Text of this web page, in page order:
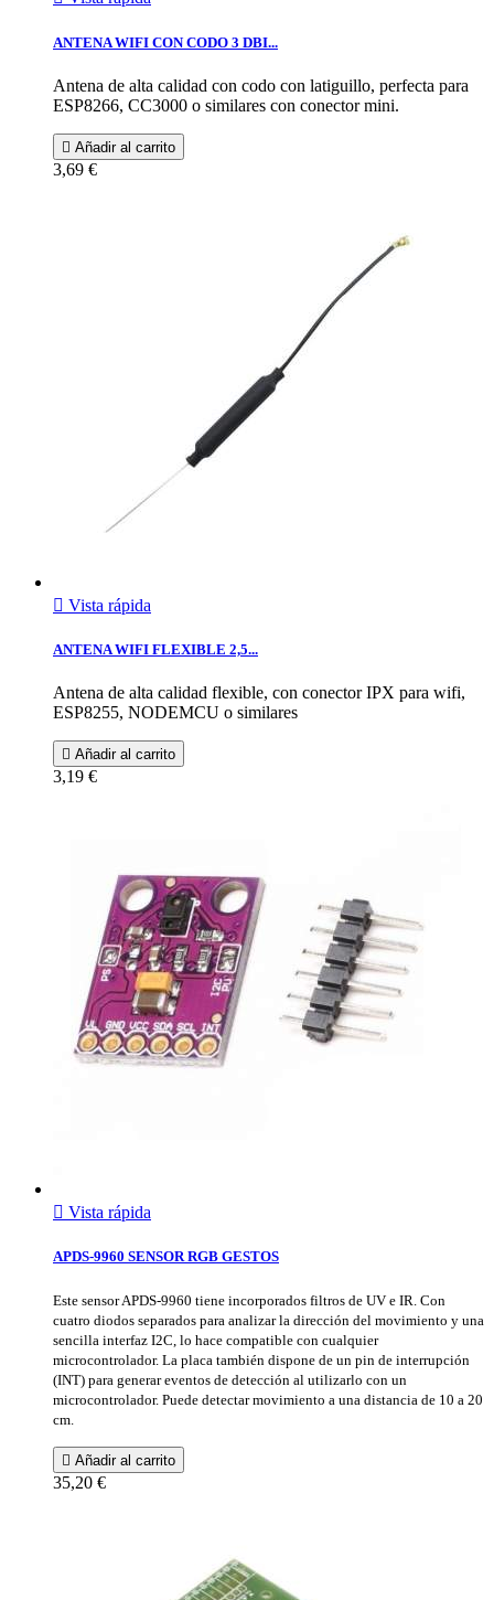
ANTENA WIFI CON CODO 3 DBI...
Antena de alta calidad con codo con latiguillo, perfecta para
ESP8266, CC3000 o similares con conector mini.
 Añadir al carrito
3,69 €
 Vista rápida
ANTENA WIFI FLEXIBLE 2,5...
Antena de alta calidad flexible, con conector IPX para wifi,
ESP8255, NODEMCU o similares
 Añadir al carrito
3,19 €
 Vista rápida
APDS-9960 SENSOR RGB GESTOS
Este sensor APDS-9960 tiene incorporados filtros de UV e IR. Con
cuatro diodos separados para analizar la dirección del movimiento y una
sencilla interfaz I2C, lo hace compatible con cualquier
microcontrolador. La placa también dispone de un pin de interrupción
(INT) para generar eventos de detección al utilizarlo con un
microcontrolador. Puede detectar movimiento a una distancia de 10 a 20
cm.
 Añadir al carrito
35,20 €